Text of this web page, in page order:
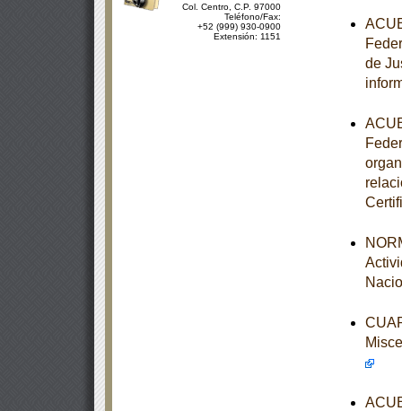
Col. Centro, C.P. 97000
Teléfono/Fax:
+52 (999) 930-0900
Extensión: 1151
de